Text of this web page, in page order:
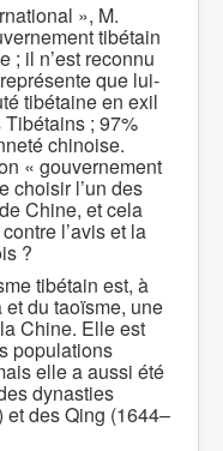
», M.
tibétain
; il n’est reconnu
que lui-
tibétaine en exil
Tibétains ; 97%
chinoise.
« gouvernement
choisir l’un des
Chine, et cela
l’avis et la
?
tibétain est, à
du taoïsme, une
Chine. Elle est
populations
elle a aussi été
dynasties
et des Qing (1644–